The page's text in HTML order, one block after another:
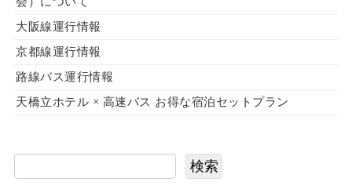
大阪線運行情報
京都線運行情報
路線バス運行情報
天橋立ホテル × 高速バス お得な宿泊セットプラン
検索